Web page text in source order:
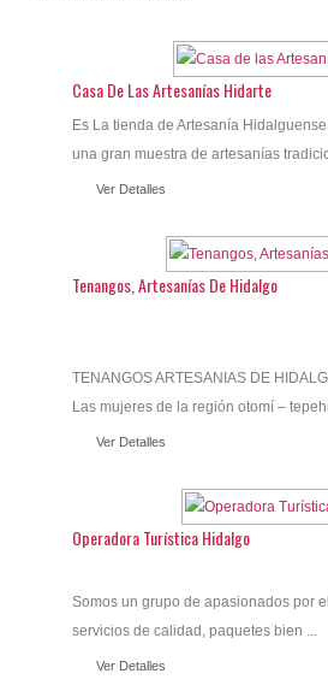
Casa De Las Artesanías Hidarte
Es La tienda de Artesanía
una gran muestra de artesanías
Ver Detalles
Tenangos, Artesanías De Hidalgo
TENANGOS ARTESANIAS DE
Las mujeres de la región otomí –
Ver Detalles
Operadora Turística Hidalgo
Somos un grupo de apasionados por
servicios de calidad, paquetes bien ...
Ver Detalles